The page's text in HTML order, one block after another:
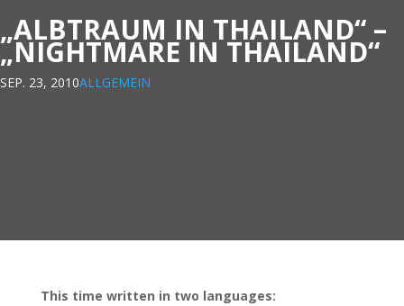
„ALBTRAUM IN THAILAND“ –
„NIGHTMARE IN THAILAND“
SEP. 23, 2010ALLGEMEIN
This time written in two languages: